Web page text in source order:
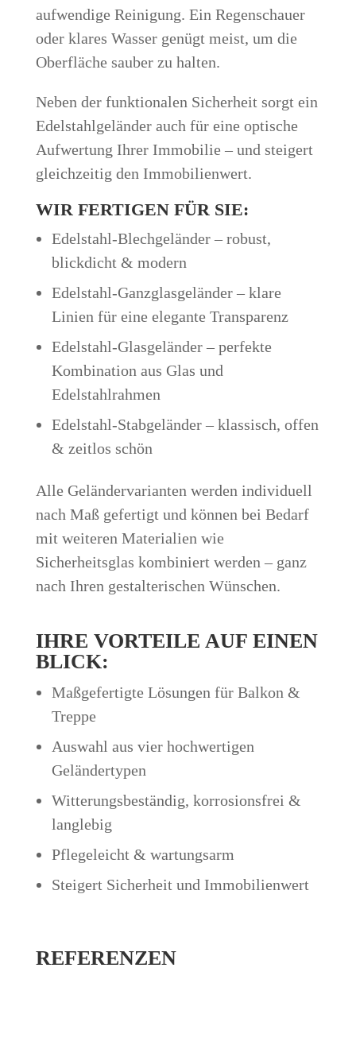
aufwendige Reinigung. Ein Regenschauer
oder klares Wasser genügt meist, um die
Oberfläche sauber zu halten.
Neben der funktionalen Sicherheit sorgt ein
Edelstahlgeländer auch für eine optische
Aufwertung Ihrer Immobilie – und steigert
gleichzeitig den Immobilienwert.
WIR FERTIGEN FÜR SIE:
Edelstahl-Blechgeländer – robust,
blickdicht & modern
Edelstahl-Ganzglasgeländer – klare
Linien für eine elegante Transparenz
Edelstahl-Glasgeländer – perfekte
Kombination aus Glas und
Edelstahlrahmen
Edelstahl-Stabgeländer – klassisch, offen
& zeitlos schön
Alle Geländervarianten werden individuell
nach Maß gefertigt und können bei Bedarf
mit weiteren Materialien wie
Sicherheitsglas kombiniert werden – ganz
nach Ihren gestalterischen Wünschen.
IHRE VORTEILE AUF EINEN
BLICK:
Maßgefertigte Lösungen für Balkon &
Treppe
Auswahl aus vier hochwertigen
Geländertypen
Witterungsbeständig, korrosionsfrei &
langlebig
Pflegeleicht & wartungsarm
Steigert Sicherheit und Immobilienwert
REFERENZEN